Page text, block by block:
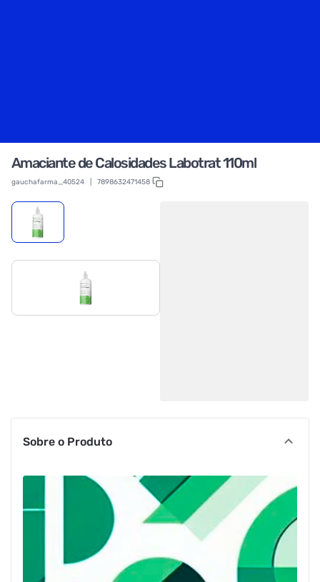
Amaciante de Calosidades Labotrat 110ml
gauchafarma_40524 7898632471458
Sobre o Produto